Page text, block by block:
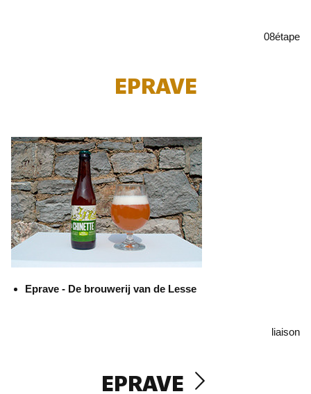
08étape
EPRAVE
Eprave - De brouwerij van de Lesse
liaison
EPRAVE